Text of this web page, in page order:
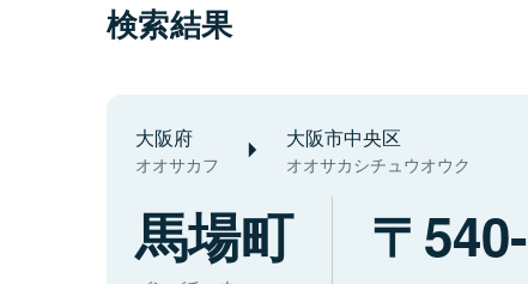
検索結果
大阪府
オオサカフ
大阪市中央区
オオサカシチュウオウク
馬場町